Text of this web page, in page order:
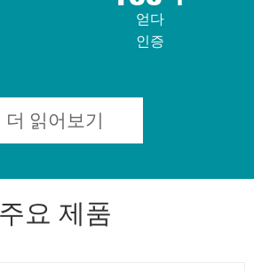
얻다
인증
더 읽어보기
주요 제품